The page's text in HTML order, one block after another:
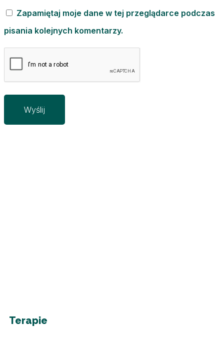
Zapamiętaj moje dane w tej przeglądarce podczas
pisania kolejnych komentarzy.
Terapie